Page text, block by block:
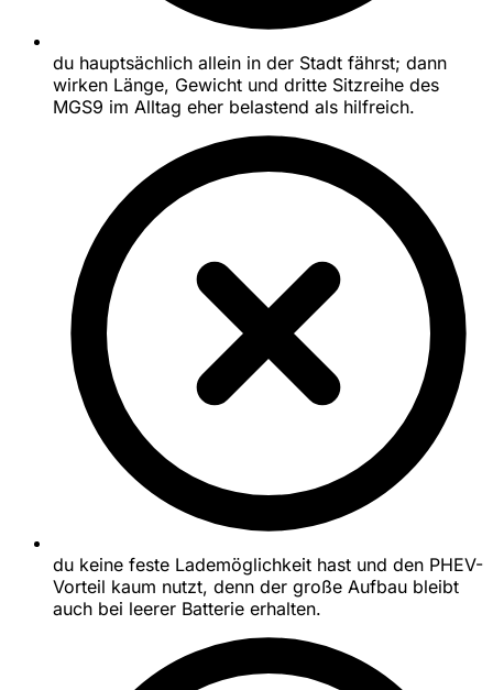
du hauptsächlich allein in der Stadt fährst; dann
wirken Länge, Gewicht und dritte Sitzreihe des
MGS9 im Alltag eher belastend als hilfreich.
du keine feste Lademöglichkeit hast und den PHEV-
Vorteil kaum nutzt, denn der große Aufbau bleibt
auch bei leerer Batterie erhalten.